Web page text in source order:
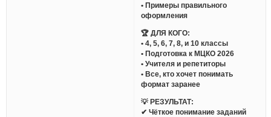
• Примеры правильного
оформления
🏆 ДЛЯ КОГО:
• 4, 5, 6, 7, 8, и 10 классы
• Подготовка к МЦКО 2026
• Учителя и репетиторы
• Все, кто хочет понимать
формат заранее
💡 РЕЗУЛЬТАТ:
✔ Чёткое понимание заданий